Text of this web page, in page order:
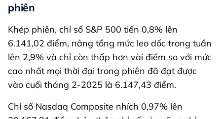
phiên
Khép phiên, chỉ số S&P 500 tiến 0,8% lên
6.141,02 điểm, nâng tổng mức leo dốc trong tuần
lên 2,9% và chỉ còn thấp hơn vài điểm so với mức
cao nhất mọi thời đại trong phiên đã đạt được
vào cuối tháng 2-2025 là 6.147,43 điểm.
Chỉ số Nasdaq Composite nhích 0,97% lên